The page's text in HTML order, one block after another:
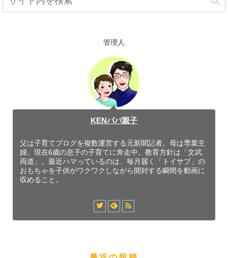
管理人
KENパパ親子
父は子育てブログを複数運営する元新聞記者。母は専業主
婦。現在6歳の息子の子育てに奔走中。教育方針は「文武
両道」。最近ハマっているのは、毎月届く「トイサブ」の
おもちゃを子供がワクワクしながら開封する瞬間を動画に
収めること。